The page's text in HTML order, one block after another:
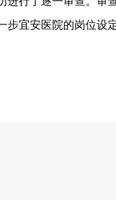
步宜安医院的岗位设